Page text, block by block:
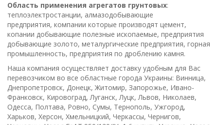
Область применения агрегатов грунтовых:
теплоэлектростанции, алмазодобывающие
предприятия, компании которые производят цемент,
копании добывающие полезные ископаемые, предприятия
добывающие золото, металургические предприятия, горная
промышленность, предприятия по дроблению камня.
Наша компания осуществляет доставку удобным для Вас
перевозчиком во все областные города Украины: Винница,
Днепропетровск, Донецк, Житомир, Запорожье, Ивано-
Франковск, Кировоград, Луганск, Луцк, Львов, Николаев,
Одесса, Полтава, Ровно, Сумы, Тернополь, Ужгород,
Харьков, Херсон, Хмельницкий, Черкассы, Чернигов,